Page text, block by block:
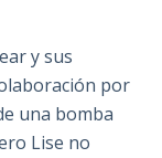
y sus
por
una bomba
Lise no